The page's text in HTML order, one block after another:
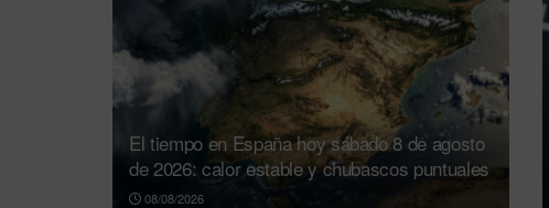
El tiempo en España hoy sábado 8 de agosto
de 2026: calor estable y chubascos puntuales
08/08/2026